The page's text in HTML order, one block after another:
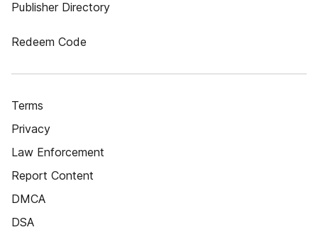
Publisher Directory
Redeem Code
Terms
Privacy
Law Enforcement
Report Content
DMCA
DSA